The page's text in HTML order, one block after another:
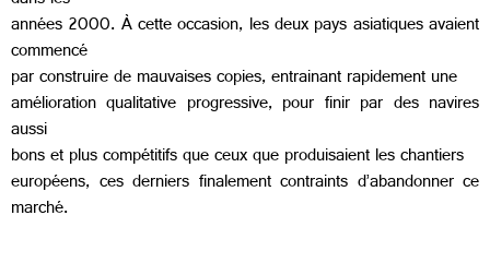
années 2000. À cette occasion, les deux pays asiatiques avaient
commencé
par construire de mauvaises copies, entrainant rapidement une
amélioration qualitative progressive, pour finir par des navires
aussi
bons et plus compétitifs que ceux que produisaient les chantiers
européens, ces derniers finalement contraints d’abandonner ce
marché.